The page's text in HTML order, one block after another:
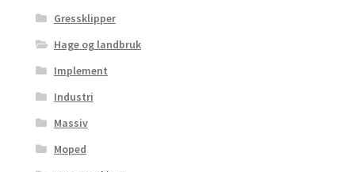
Gressklipper
Hage og landbruk
Implement
Industri
Massiv
Moped